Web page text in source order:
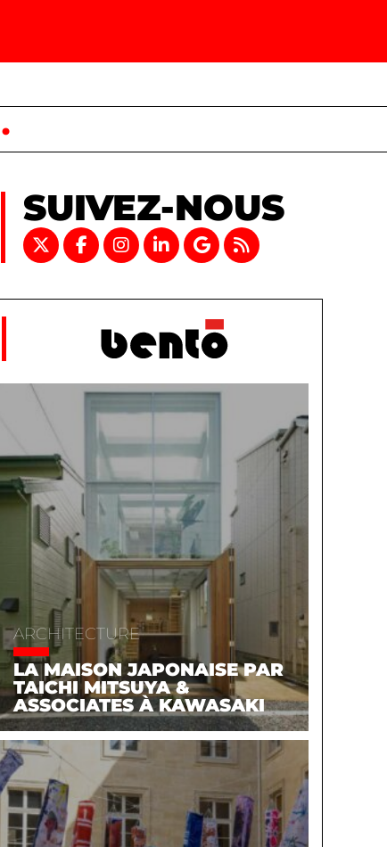
SUIVEZ-NOUS
ARCHITECTURE
LA MAISON JAPONAISE PAR
TAICHI MITSUYA &
ASSOCIATES À KAWASAKI